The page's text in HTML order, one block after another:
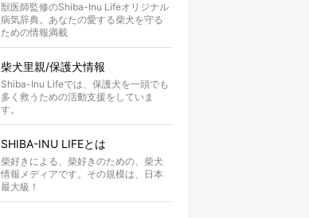
獣医師監修のShiba-Inu Lifeオリジナル
病気辞典。あなたの愛する柴犬を守る
ための情報満載
柴犬里親/保護犬情報
Shiba-Inu Lifeでは、保護犬を一頭でも
多く救うための活動支援をしていま
す。
SHIBA-INU LIFEとは
柴好きによる、柴好きのための、柴犬
情報メディアです。その規模は、日本
最大級！